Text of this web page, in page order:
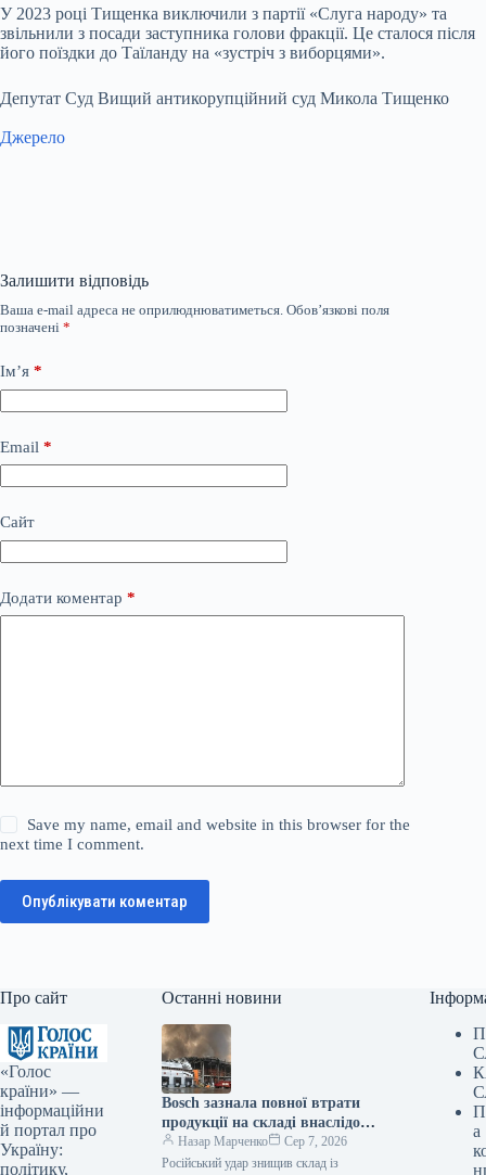
У 2023 році Тищенка виключили з партії «Слуга народу» та
звільнили з посади заступника голови фракції. Це сталося після
його поїздки до Таїланду на «зустріч з виборцями».
Депутат Суд Вищий антикорупційний суд Микола Тищенко
Джерело
Залишити відповідь
Ваша e-mail адреса не оприлюднюватиметься. Обов’язкові поля
позначені *
Ім’я *
Email *
Сайт
Додати коментар *
Save my name, email and website in this browser for the
next time I comment.
Опублікувати коментар
Про сайт
«Голос
країни» —
інформаційни
й портал про
Україну:
політику,
Останні новини
Bosch зазнала повної втрати
продукції на складі внаслідок
російського нападу
Назар Марченко
Сер 7, 2026
Російський удар знищив склад із
а